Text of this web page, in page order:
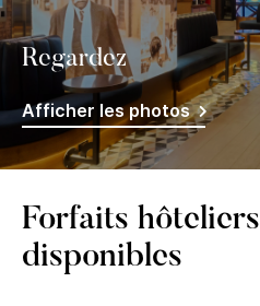
Regardez
Afficher les photos
Forfaits hôteliers
disponibles